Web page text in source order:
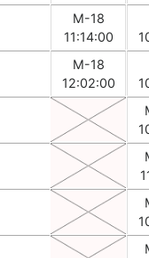
M-18
11:14:00
M-18
12:02:00